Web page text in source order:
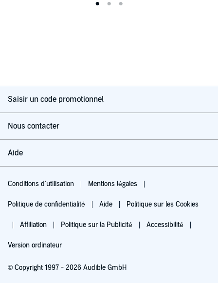
Saisir un code promotionnel
Nous contacter
Aide
Conditions d'utilisation Mentions légales
Politique de confidentialité Aide Politique sur les Cookies
Affiliation Politique sur la Publicité Accessibilité
Version ordinateur
© Copyright 1997 - 2026 Audible GmbH